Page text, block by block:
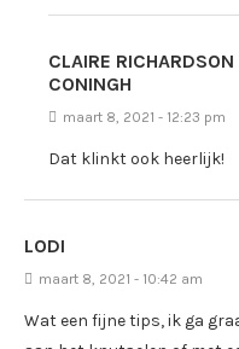
CLAIRE
CONINGH
maart 8, 2021 - 12:23 pm
Dat klinkt ook heerlijk!
LODI
maart 8, 2021 - 10:42 am
Wat een fijne tips, ik ga